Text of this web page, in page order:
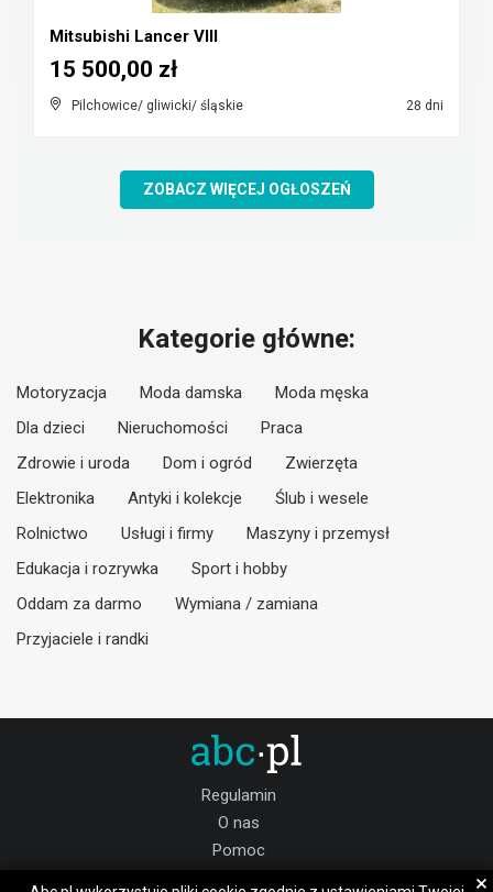
Mitsubishi Lancer VIII
Pilchowice/ gliwicki/ śląskie 28 dni
15 500,00 zł
ZOBACZ WIĘCEJ OGŁOSZEŃ
Kategorie główne:
Motoryzacja Moda damska
Moda męska
Dla dzieci
Nieruchomości
Praca
Zdrowie i uroda
Dom i ogród
Zwierzęta
Elektronika
Antyki i kolekcje
Ślub i wesele
Rolnictwo
Usługi i firmy
Maszyny i przemysł
Edukacja i rozrywka
Sport i hobby
Oddam za darmo
Wymiana / zamiana
Przyjaciele i randki
Regulamin
O nas
Pomoc
×